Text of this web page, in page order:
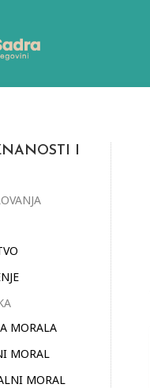
I
MORALA
MORAL
MORAL